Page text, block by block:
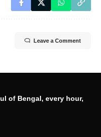
Leave a Comment
of Bengal, every hour,